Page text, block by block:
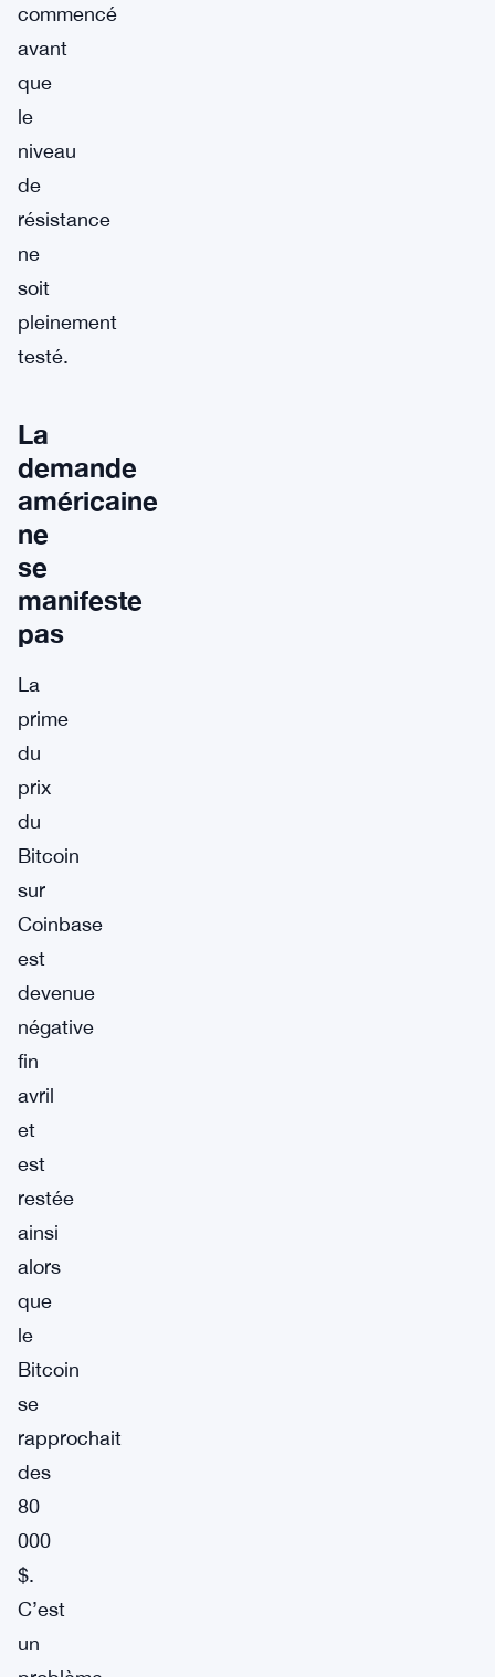
commencé
avant
que
le
niveau
de
résistance
ne
soit
pleinement
testé.
La
demande
américaine
ne
se
manifeste
pas
La
prime
du
prix
du
Bitcoin
sur
Coinbase
est
devenue
négative
fin
avril
et
est
restée
ainsi
alors
que
le
Bitcoin
se
rapprochait
des
80
000
$.
C’est
un